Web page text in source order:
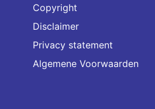
Copyright
Disclaimer
Privacy statement
Algemene Voorwaarden